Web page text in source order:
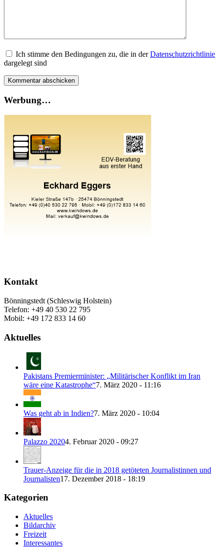
Ich stimme den Bedingungen zu, die in derDatenschutzrichtlinie
dargelegt sind
Werbung…
Kontakt
Bönningstedt (Schleswig Holstein)
Telefon: +49 40 530 22 795
Mobil: +49 172 833 14 60
Aktuelles
Pakistans Premierminister: „Militärischer Konflikt im Iran
wäre eine Katastrophe“7. März 2020 - 11:16
Was geht ab in Indien?7. März 2020 - 10:04
Palazzo 20204. Februar 2020 - 09:27
Trauer-Anzeige für die in 2018 getöteten Journalistinnen und
Journalisten17. Dezember 2018 - 18:19
Kategorien
Aktuelles
Bildarchiv
Freizeit
Interessantes